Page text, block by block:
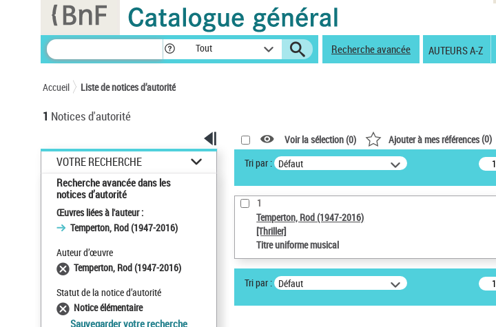
Tout Recherche avancée AUTEURS A-Z
Accueil Liste de notices d’autorité
1 Notices d'autorité
VOTRE RECHERCHE
Recherche avancée dans les
notices d’autorité
Œuvres liées à l'auteur :
Temperton, Rod (1947-2016)
Auteur d’œuvre
Temperton, Rod (1947-2016)
Statut de la notice d’autorité
Notice élémentaire
Sauvegarder votre recherche
Voir la sélection (0) Ajouter à mes références(0)
Tri par : Défaut
1
Temperton, Rod (1947-2016)
[Thriller]
Titre uniforme musical
Tri par : Défaut
Panneau de gestion des cookies